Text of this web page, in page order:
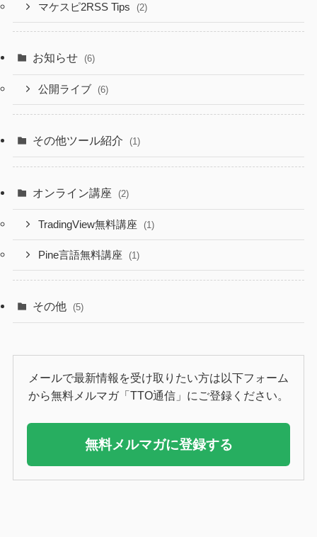
マケスピ2RSS Tips (2)
お知らせ (6)
公開ライブ (6)
その他ツール紹介 (1)
オンライン講座 (2)
TradingView無料講座 (1)
Pine言語無料講座 (1)
その他 (5)
メールで最新情報を受け取りたい方は以下フォーム
から無料メルマガ「TTO通信」にご登録ください。
無料メルマガに登録する